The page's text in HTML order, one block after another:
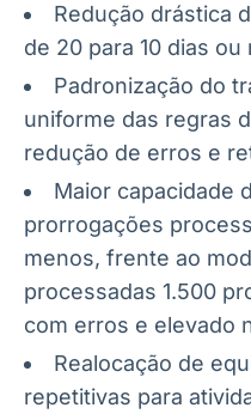
Redução drástica
de 20 para 10 dias ou
Padronização do
uniforme das regras
redução de erros e
Maior capacidade
prorrogações
menos, frente ao
processadas 1.500
com erros e elevado
Realocação de
repetitivas para